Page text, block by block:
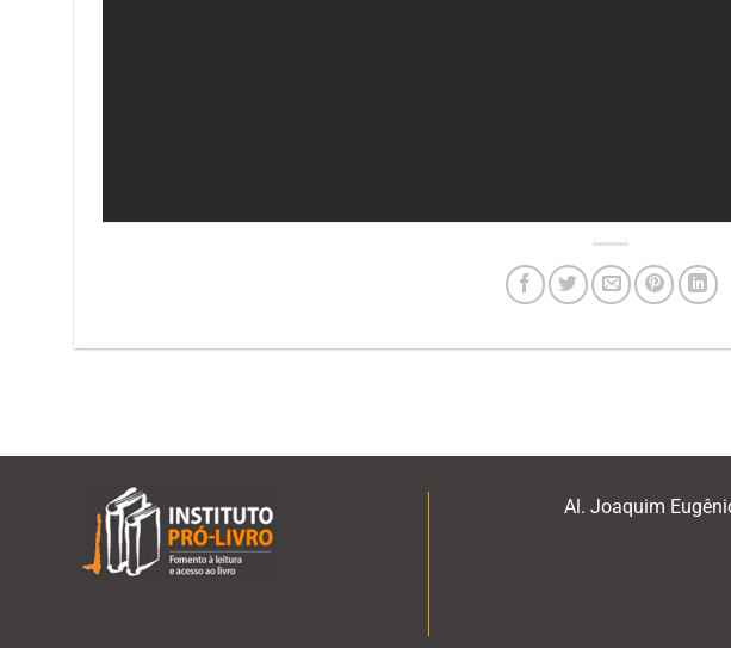
Al. Joaquim